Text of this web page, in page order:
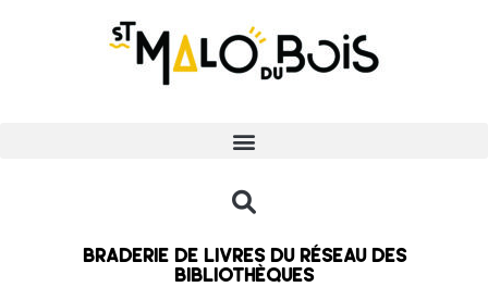
Braderie de livres du réseau des
bibliothèques